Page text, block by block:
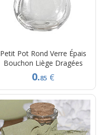
Petit Pot Rond Verre Épais
Bouchon Liège Dragées
0.85 €